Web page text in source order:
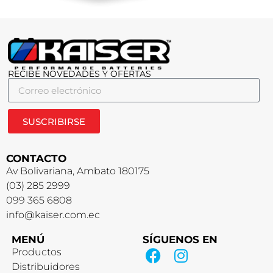
RECIBE NOVEDADES Y OFERTAS
SUSCRIBIRSE
CONTACTO
Av Bolivariana, Ambato 180175
(03) 285 2999
099 365 6808
info@kaiser.com.ec
MENÚ
Productos
Distribuidores
SÍGUENOS EN